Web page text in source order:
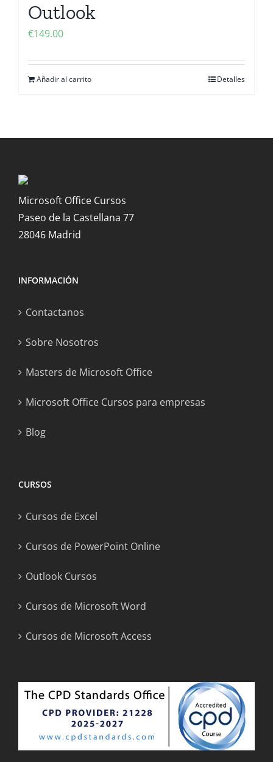
Outlook
€149.00
Añadir al carrito Detalles
Microsoft Office Cursos
Paseo de la Castellana 77
28046 Madrid
INFORMACIÓN
Contactanos
Sobre Nosotros
Masters de Microsoft Office
Microsoft Office Cursos para empresas
Blog
CURSOS
Cursos de Excel
Cursos de PowerPoint Online
Outlook Cursos
Cursos de Microsoft Word
Cursos de Microsoft Access